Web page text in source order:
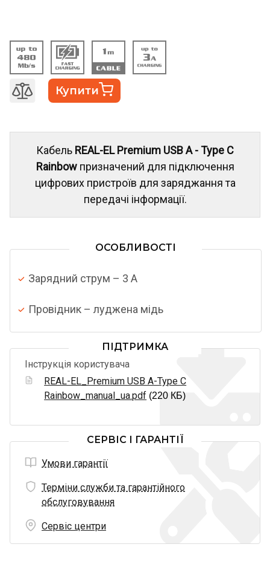
Купити
Кабель REAL-EL Premium USB A - Type C
Rainbowпризначений для підключення
цифрових пристроїв для заряджання та
передачі інформації.
ОСОБЛИВОСТІ
Зарядний струм – 3 A
Провідник – луджена мідь
ПІДТРИМКА
Інструкція користувача
REAL-EL_Premium USB A-Type C
Rainbow_manual_ua.pdf (220 КБ)
СЕРВІС І ГАРАНТІЇ
Умови гарантії
Терміни служби та гарантійного
обслуговування
Сервіс центри